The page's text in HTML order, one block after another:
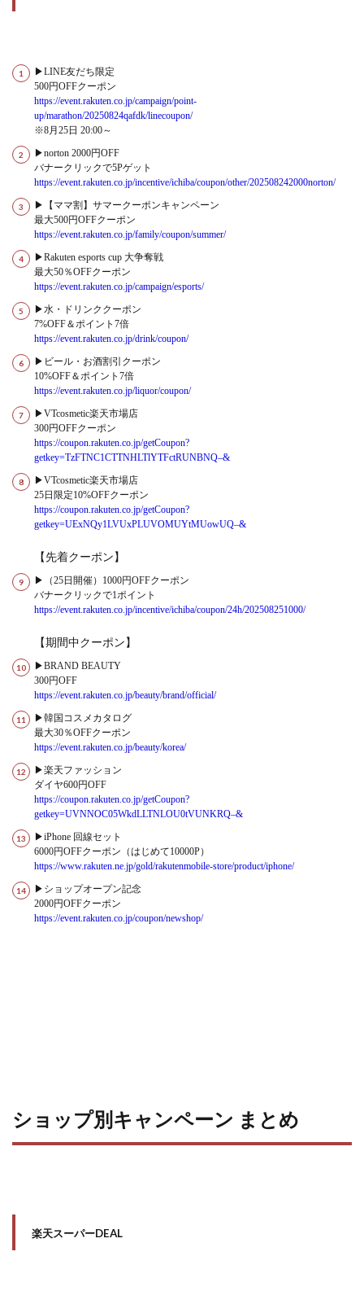
▶LINE友だち限定
500円OFFクーポン
https://event.rakuten.co.jp/campaign/point-
up/marathon/20250824qafdk/linecoupon/
※8月25日 20:00～
▶norton 2000円OFF
バナークリックで5Pゲット
https://event.rakuten.co.jp/incentive/ichiba/coupon/other/202508242000norton/
▶【ママ割】サマークーポンキャンペーン
最大500円OFFクーポン
https://event.rakuten.co.jp/family/coupon/summer/
▶Rakuten esports cup 大争奪戦
最大50％OFFクーポン
https://event.rakuten.co.jp/campaign/esports/
▶水・ドリンククーポン
7%OFF＆ポイント7倍
https://event.rakuten.co.jp/drink/coupon/
▶ビール・お酒割引クーポン
10%OFF＆ポイント7倍
https://event.rakuten.co.jp/liquor/coupon/
▶VTcosmetic楽天市場店
300円OFFクーポン
https://coupon.rakuten.co.jp/getCoupon?
getkey=TzFTNC1CTTNHLTlYTFctRUNBNQ–&
▶VTcosmetic楽天市場店
25日限定10%OFFクーポン
https://coupon.rakuten.co.jp/getCoupon?
getkey=UExNQy1LVUxPLUVOMUYtMUowUQ–&
【先着クーポン】
▶（25日開催）1000円OFFクーポン
バナークリックで1ポイント
https://event.rakuten.co.jp/incentive/ichiba/coupon/24h/202508251000/
【期間中クーポン】
▶BRAND BEAUTY
300円OFF
https://event.rakuten.co.jp/beauty/brand/official/
▶韓国コスメカタログ
最大30％OFFクーポン
https://event.rakuten.co.jp/beauty/korea/
▶楽天ファッション
ダイヤ600円OFF
https://coupon.rakuten.co.jp/getCoupon?
getkey=UVNNOC05WkdLLTNLOU0tVUNKRQ–&
▶iPhone 回線セット
6000円OFFクーポン（はじめて10000P）
https://www.rakuten.ne.jp/gold/rakutenmobile-store/product/iphone/
▶ショップオープン記念
2000円OFFクーポン
https://event.rakuten.co.jp/coupon/newshop/
ショップ別キャンペーン まとめ
楽天スーパーDEAL